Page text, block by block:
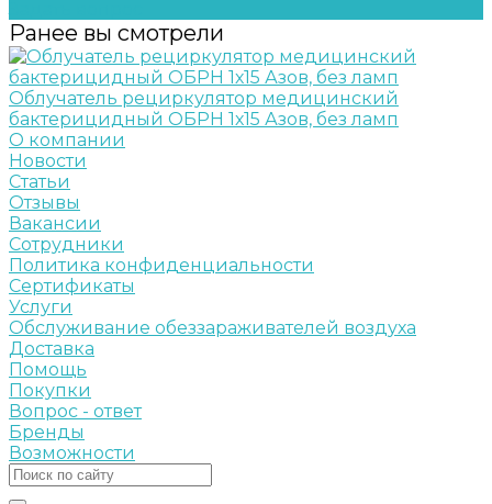
Ранее вы смотрели
Облучатель рециркулятор медицинский
бактерицидный ОБРН 1х15 Азов, без ламп
О компании
Новости
Статьи
Отзывы
Вакансии
Сотрудники
Политика конфиденциальности
Сертификаты
Услуги
Обслуживание обеззараживателей воздуха
Доставка
Помощь
Покупки
Вопрос - ответ
Бренды
Возможности